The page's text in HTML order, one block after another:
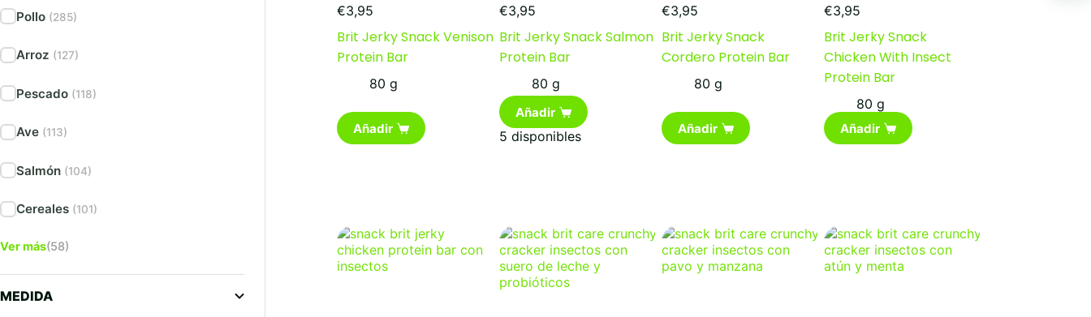
€3,95
Brit Jerky Snack Venison
Protein Bar
80 g
Añadir
€3,95
Brit Jerky Snack Salmon
Protein Bar
80 g
Añadir
5 disponibles
€3,95
Brit Jerky Snack
Cordero Protein Bar
80 g
Añadir
€3,95
Brit Jerky Snack
Chicken With Insect
Protein Bar
80 g
Añadir
Pollo (285)
Arroz (127)
Pescado (118)
Ave (113)
Salmón (104)
Cereales (101)
Ver más(58)
MEDIDA